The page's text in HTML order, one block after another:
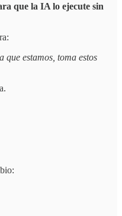
que la IA lo ejecute sin
estamos, toma estos